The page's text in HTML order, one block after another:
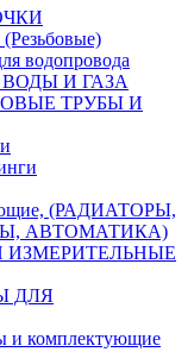
водопровода
И ГАЗА
ТРУБЫ И
(РАДИАТОРЫ,
АВТОМАТИКА)
ИЗМЕРИТЕЛЬНЫЕ
ДЛЯ
и комплектующие